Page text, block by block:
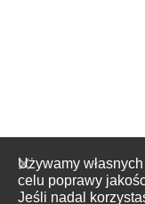
Używamy
celu poprawy
Jeśli nadal